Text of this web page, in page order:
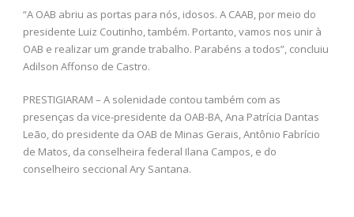
“A OAB abriu as portas para nós, idosos. A CAAB, por meio do
presidente Luiz Coutinho, também. Portanto, vamos nos unir à
OAB e realizar um grande trabalho. Parabéns a todos”, concluiu
Adilson Affonso de Castro.
PRESTIGIARAM – A solenidade contou também com as
presenças da vice-presidente da OAB-BA, Ana Patrícia Dantas
Leão, do presidente da OAB de Minas Gerais, Antônio Fabrício
de Matos, da conselheira federal Ilana Campos, e do
conselheiro seccional Ary Santana.